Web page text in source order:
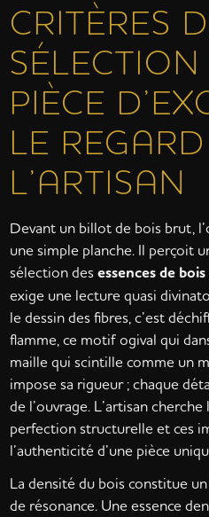
CRITÈRES
SÉLECTION
PIÈCE
LE
L’ARTISAN
Devant un billot de bois brut,
une simple planche. Il perçoit
sélection desessences de
exige une lecture quasi
le dessin des fibres, c’est
flamme, ce motif ogival qui
maille qui scintille comme un
impose sa rigueur ; chaque
de l’ouvrage. L’artisan
perfection structurelle et ces
l’authenticité d’une pièce
La densité du bois constitue
de résonance. Une essence